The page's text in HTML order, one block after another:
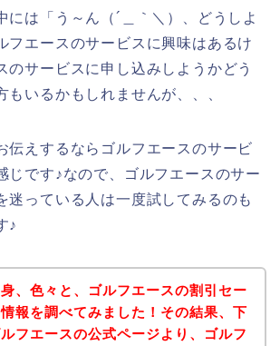
には「う～ん（´＿｀＼）、どうしよ
フエースのサービスに興味はあるけ
のサービスに申し込みしようかどう
もいるかもしれませんが、、、
伝えするならゴルフエースのサービ
じです♪なので、ゴルフエースのサー
迷っている人は一度試してみるのも
♪
、色々と、ゴルフエースの割引セー
報を調べてみました！その結果、下
フエースの公式ページより、ゴルフ